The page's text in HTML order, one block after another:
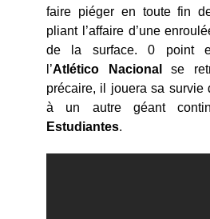
faire piéger en toute fin
pliant l’affaire d’une
de la surface. 0 point
l’Atlético Nacionalse
précaire, il jouera sa survie
à un autre géant
Estudiantes.